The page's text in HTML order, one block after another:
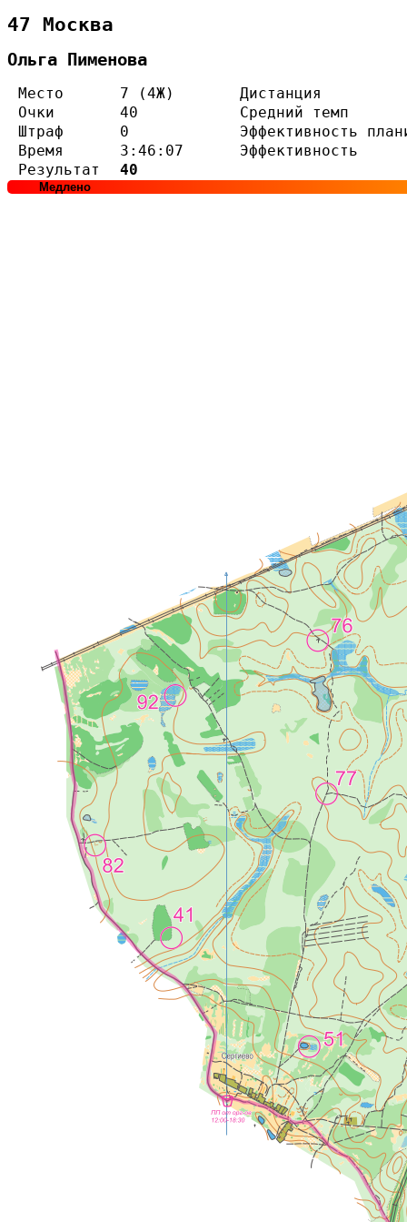
47 Москва
Ольга Пименова
Место 7 (4Ж)
Дистанция
Очки
40
Средний темп
Штраф
0
Эффективность
Время
3:46:07
Эффективность
Результат
40
Медлено